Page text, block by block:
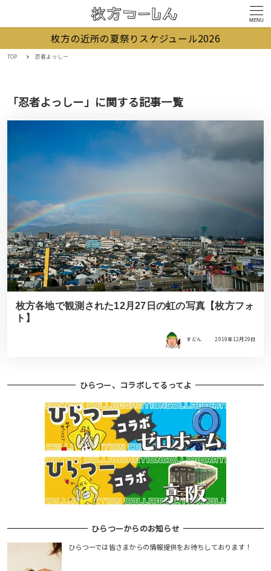
MENU
枚方の近所の夏祭りスケジュール2026
TOP 忍者よっしー
「忍者よっしー」に関する記事一覧
枚方各地で観測された12月27日の虹の写真【枚方フォ
ト】
すどん 2019年12月29日
ひらつー、コラボしてるってよ
ひらつーからのお知らせ
ひらつーでは皆さまからの情報提供をお待ちしております！